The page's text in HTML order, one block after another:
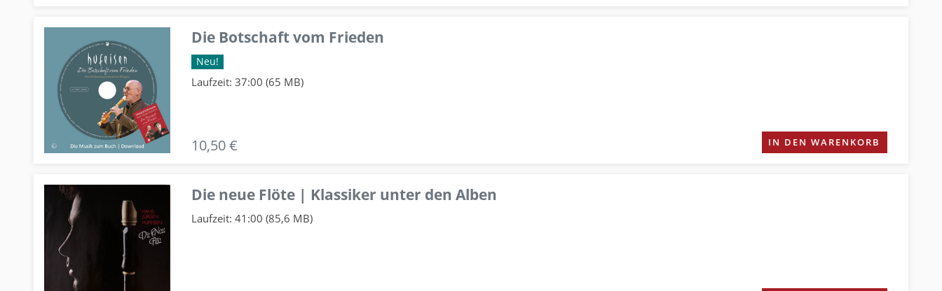
Die Botschaft vom Frieden
Neu!
Laufzeit: 37:00 (65 MB)
10,50 € IN DEN WARENKORB
Die neue Flöte | Klassiker unter den Alben
Laufzeit: 41:00 (85,6 MB)